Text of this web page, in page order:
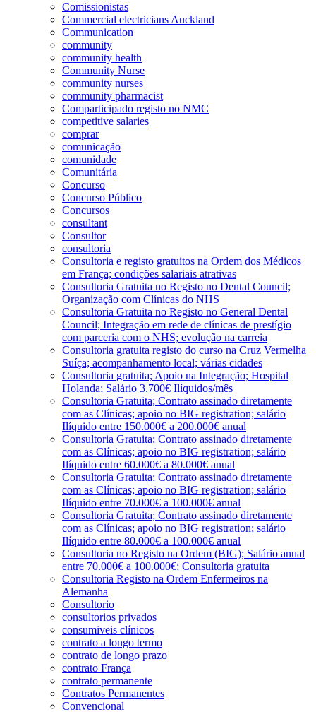
Comissionistas
Commercial electricians Auckland
Communication
community
community health
Community Nurse
community nurses
community pharmacist
Comparticipado registo no NMC
competitive salaries
comprar
comunicação
comunidade
Comunitária
Concurso
Concurso Público
Concursos
consultant
Consultor
consultoria
Consultoria e registo gratuitos na Ordem dos Médicos
em França; condições salariais atrativas
Consultoria Gratuita no Registo no Dental Council;
Organização com Clínicas do NHS
Consultoria Gratuita no Registo no General Dental
Council; Integração em rede de clínicas de prestígio
com parceria com o NHS; evolução na carreia
Consultoria gratuita registo do curso na Cruz Vermelha
Suíça; acompanhamento local; várias cidades
Consultoria gratuita; Apoio na Integração; Hospital
Holanda; Salário 3.700€ Ilíquidos/mês
Consultoria Gratuita; Contrato assinado diretamente
com as Clínicas; apoio no BIG registration; salário
Ilíquido entre 150.000€ a 200.000€ anual
Consultoria Gratuita; Contrato assinado diretamente
com as Clínicas; apoio no BIG registration; salário
Ilíquido entre 60.000€ a 80.000€ anual
Consultoria Gratuita; Contrato assinado diretamente
com as Clínicas; apoio no BIG registration; salário
Ilíquido entre 70.000€ a 100.000€ anual
Consultoria Gratuita; Contrato assinado diretamente
com as Clínicas; apoio no BIG registration; salário
Ilíquido entre 80.000€ a 100.000€ anual
Consultoria no Registo na Ordem (BIG); Salário anual
entre 70.000€ a 100.000€; Consultoria gratuita
Consultoria Registo na Ordem Enfermeiros na
Alemanha
Consultorio
consultorios privados
consumiveis clínicos
contrato a longo termo
contrato de longo prazo
contrato França
contrato permanente
Contratos Permanentes
Convencional